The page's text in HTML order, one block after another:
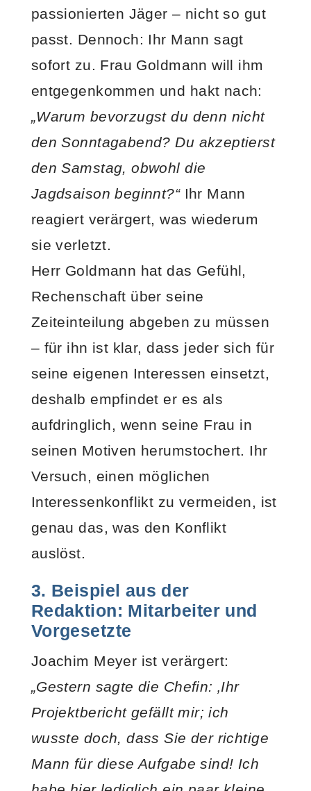
passionierten Jäger – nicht so gut
passt. Dennoch: Ihr Mann sagt
sofort zu. Frau Goldmann will ihm
entgegenkommen und hakt nach:
„Warum bevorzugst du denn nicht
den Sonntagabend? Du akzeptierst
den Samstag, obwohl die
Jagdsaison beginnt?“ Ihr Mann
reagiert verärgert, was wiederum
sie verletzt.
Herr Goldmann hat das Gefühl,
Rechenschaft über seine
Zeiteinteilung abgeben zu müssen
– für ihn ist klar, dass jeder sich für
seine eigenen Interessen einsetzt,
deshalb empfindet er es als
aufdringlich, wenn seine Frau in
seinen Motiven herumstochert. Ihr
Versuch, einen möglichen
Interessenkonflikt zu vermeiden, ist
genau das, was den Konflikt
auslöst.
3. Beispiel aus der
Redaktion: Mitarbeiter und
Vorgesetzte
Joachim Meyer ist verärgert:
„Gestern sagte die Chefin: ‚Ihr
Projektbericht gefällt mir; ich
wusste doch, dass Sie der richtige
Mann für diese Aufgabe sind! Ich